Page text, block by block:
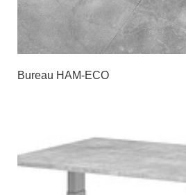
Bureau HAM-ECO